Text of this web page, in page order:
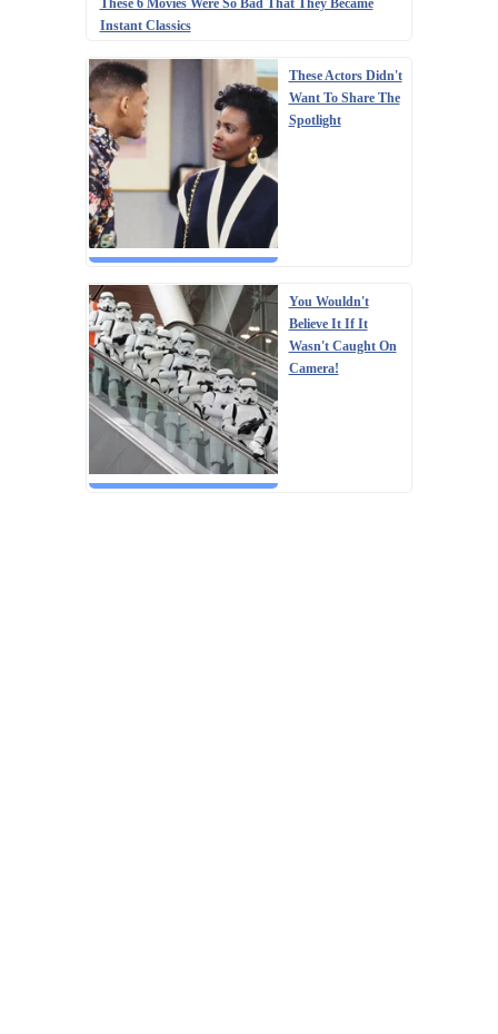
These 6 Movies Were So Bad That They Became
Instant Classics
These Actors Didn't
Want To Share The
Spotlight
You Wouldn't
Believe It If It
Wasn't Caught On
Camera!